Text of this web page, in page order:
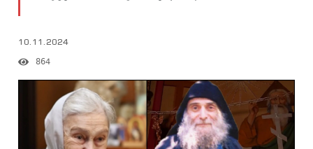
10.11.2024
864